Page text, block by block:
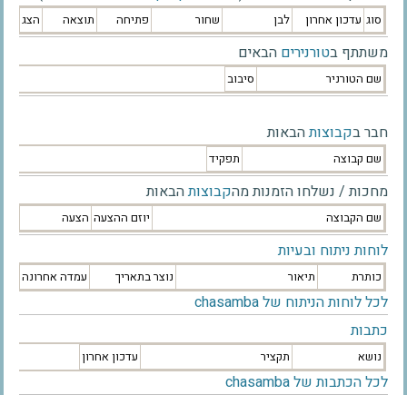
סוג עדכון אחרון לבן שחור פתיחה תוצאה הצג
משתתף בטורנירים הבאים
שם הטורניר סיבוב
חבר בקבוצותהבאות
שם קבוצה תפקיד
מחכות / נשלחו הזמנות מהקבוצותהבאות
שם הקבוצה יוזם ההצעה הצעה
לוחות ניתוח ובעיות
כותרת תיאור נוצר בתאריך עמדה אחרונה
לכל לוחות הניתוח של chasamba
כתבות
נושא תקציר עדכון אחרון
לכל הכתבות של chasamba